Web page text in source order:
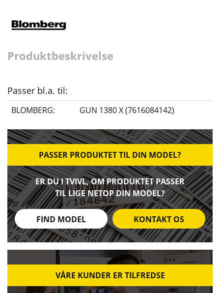
Produktbeskrivelse
Passer bl.a. til:
BLOMBERG: GUN 1380 X (7616084142)
PASSER PRODUKTET TIL DIN MODEL?
ER DU I TVIVL, OM PRODUKTET PASSER
TIL LIGE NETOP DIN MODEL?
FIND MODEL KONTAKT OS
VÅRE KUNDER ER TILFREDSE